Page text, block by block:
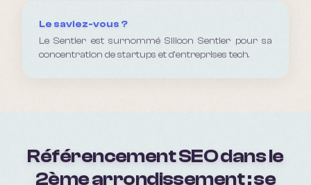
Le saviez-vous ?
Le Sentier est surnommé Silicon Sentier pour sa
concentration de startups et d'entreprises tech.
Référencement SEO dans le
2ème arrondissement : se